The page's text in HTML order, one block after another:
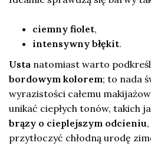
ciemny fiolet,
intensywny błękit.
Usta natomiast warto
bordowym kolorem; to nada
wyrazistości całemu
unikać ciepłych tonów, takich
brązy o cieplejszym odcieniu
przytłoczyć chłodną urodę